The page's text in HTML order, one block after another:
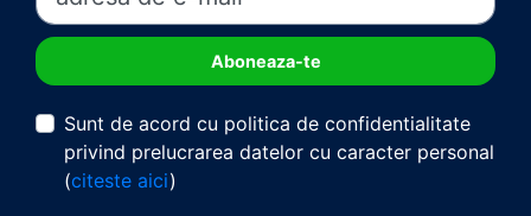
Sunt de acord cu politica de confidentialitate
privind prelucrarea datelor cu caracter personal
(citeste aici)